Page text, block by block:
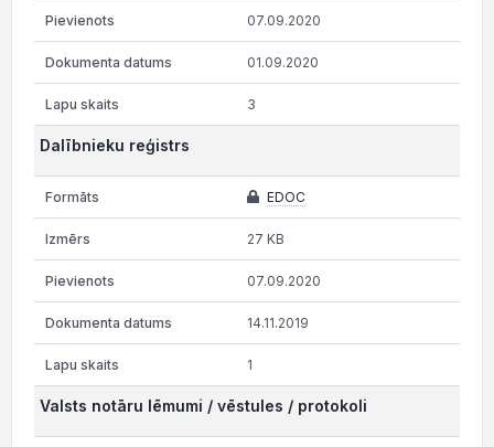
07.09.2020
01.09.2020
3
Dalībnieku reģistrs
EDOC
27 KB
07.09.2020
14.11.2019
1
Valsts notāru lēmumi / vēstules / protokoli